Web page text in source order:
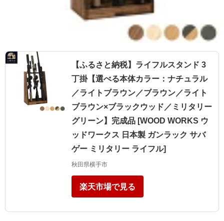
【ふるさと納税】ライフルスタンド 3
丁掛【選べる本体カラー：ナチュラル
／ライトブラウン／ブラウン／ライト
ブラウン×ブラックウッド／ミリタリー
グリーン】完成品 [WOOD WORKS ウ
ッドワークス 日本製 ガンラック サバ
ゲー ミリタリー ライフル]
秋田県横手市
楽天市場で見る